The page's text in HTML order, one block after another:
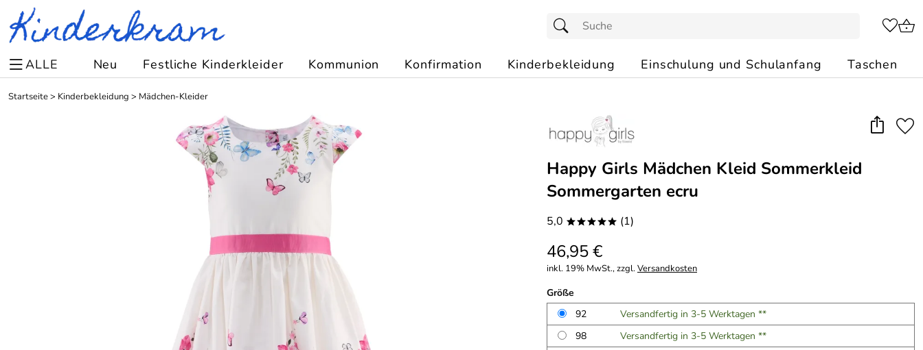
ALLE Neu Festliche Kinderkleider Kommunion Konfirmation Kinderbekleidung Einschulung und Schulanfang Taschen
Startseite> Kinderbekleidung > Mädchen-Kleider
Happy Girls Mädchen Kleid Sommerkleid
Sommergarten ecru
5,0 ***** (1)
46,95 €
inkl. 19% MwSt., zzgl.Versandkosten
Größe
92
Versandfertig in 3-5 Werktagen **
98
Versandfertig in 3-5 Werktagen **